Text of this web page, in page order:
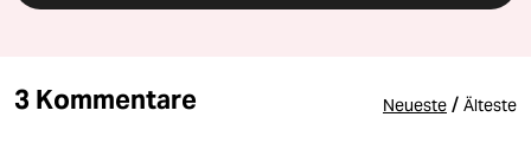
3 Kommentare Neueste / Älteste